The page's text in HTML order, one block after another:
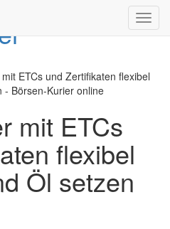
ETCs und Zertifikaten flexibel
- Börsen-Kurier online
mit ETCs
flexibel
Öl setzen